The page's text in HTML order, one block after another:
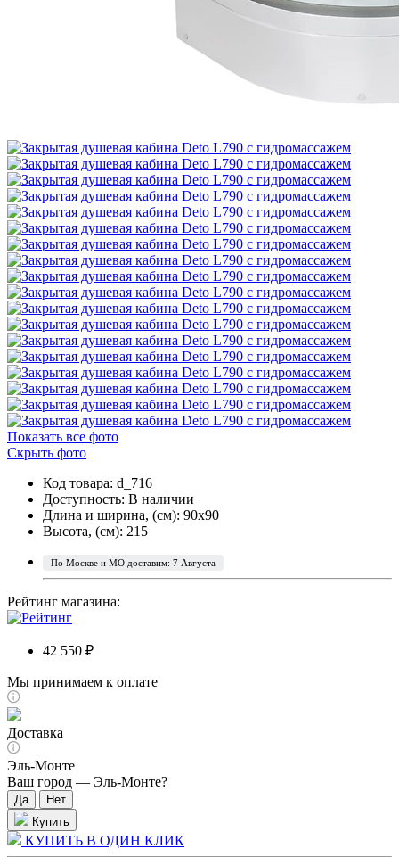
Показать все фото
Скрыть фото
Код товара: d_716
Доступность: В наличии
Длина и ширина, (см): 90x90
Высота, (см): 215
По Москве и МО доставим: 7 Августа
Рейтинг магазина:
42 550 ₽
Мы принимаем к оплате
Доставка
Эль-Монте
Ваш город — Эль-Монте?
Купить
КУПИТЬ В ОДИН КЛИК